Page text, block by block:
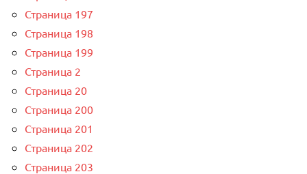
Страница 197
Страница 198
Страница 199
Страница 2
Страница 20
Страница 200
Страница 201
Страница 202
Страница 203